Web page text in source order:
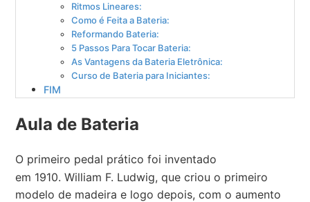
Ritmos Lineares:
Como é Feita a Bateria:
Reformando Bateria:
5 Passos Para Tocar Bateria:
As Vantagens da Bateria Eletrônica:
Curso de Bateria para Iniciantes:
FIM
Aula de Bateria
O primeiro pedal prático foi inventado
em 1910. William F. Ludwig, que criou o primeiro
modelo de madeira e logo depois, com o aumento